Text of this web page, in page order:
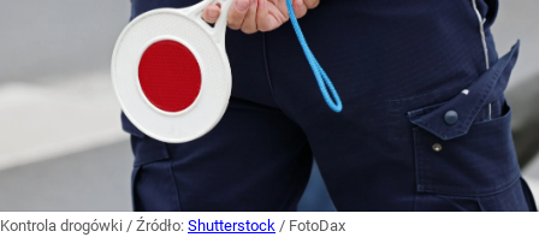
Kontrola drogówki / Źródło: Shutterstock / FotoDax